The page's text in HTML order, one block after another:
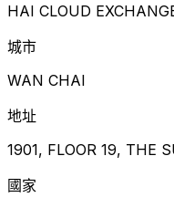
HAI CLOUD
城市
WAN CHAI
地址
1901, FLOOR 19, THE
國家